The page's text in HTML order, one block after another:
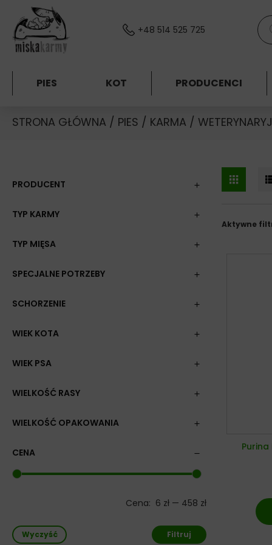
Skocz do treści
+48 514 525 725
PIES KOT PRODUCENCI
STRONA GŁÓWNA / PIES / KARMA /
Aktywne
Purina
PRODUCENT
TYP KARMY
TYP MIĘSA
SPECJALNE POTRZEBY
SCHORZENIE
WIEK KOTA
WIEK PSA
WIELKOŚĆ RASY
WIELKOŚĆ OPAKOWANIA
CENA
Cena: 6 zł — 458 zł
Wyczyść Filtruj